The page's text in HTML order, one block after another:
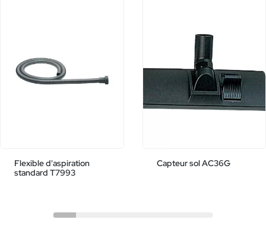
Flexible d'aspiration
standard T7993
Capteur sol AC36G